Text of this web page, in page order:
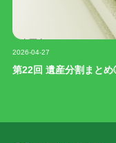
2026-04-27
第22回 遺産分割まと